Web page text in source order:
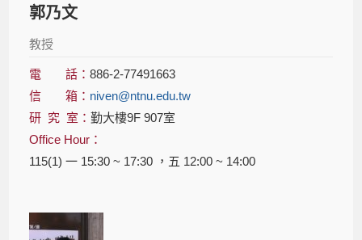
郭乃文
教授
電 話：886-2-77491663
信 箱： niven@ntnu.edu.tw
研 究 室：勤大樓9F 907室
Office Hour：
115(1) 一 15:30 ~ 17:30 ，五 12:00 ~ 14:00